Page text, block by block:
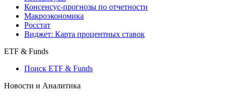
Поиск индексов
Страницы стран
Создать индекс
Консенсусы
Консенсус-прогнозы по отчетности
Макроэкономика
Виджет: Карта процентных ставок
ETF & Funds